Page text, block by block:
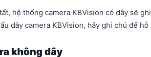
hệ thống camera KBVision có dây sẽ
dây camera KBVision, hãy ghi chú để
không dây